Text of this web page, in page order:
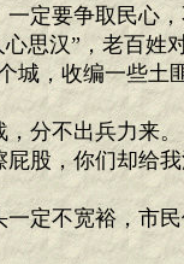
定要争取民心
思汉”，老百姓
城，收编一些土
分不出兵力来。
股，你们却给
定不宽裕，市